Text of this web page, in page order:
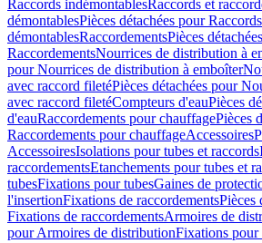
Raccords indémontablesRaccords et
démontablesPièces détachées pour
démontablesRaccordementsPièces
RaccordementsNourrices de distribution à
pour Nourrices de distribution à emboîter
avec raccord filetéPièces détachées pour
avec raccord filetéCompteurs d'eauPièces
d'eauRaccordements pour chauffagePièces
Raccordements pour chauffageAccessoires
AccessoiresIsolations pour tubes et raccords
raccordementsEtanchements pour tubes et
tubesFixations pour tubesGaines de
l'insertionFixations de raccordementsPièces
Fixations de raccordementsArmoires de
pour Armoires de distributionFixations pour